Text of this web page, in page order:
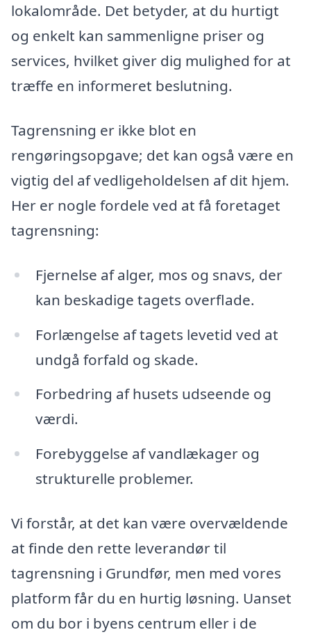
lokalområde. Det betyder, at du hurtigt
og enkelt kan sammenligne priser og
services, hvilket giver dig mulighed for at
træffe en informeret beslutning.
Tagrensning er ikke blot en
rengøringsopgave; det kan også være en
vigtig del af vedligeholdelsen af dit hjem.
Her er nogle fordele ved at få foretaget
tagrensning:
Fjernelse af alger, mos og snavs, der
kan beskadige tagets overflade.
Forlængelse af tagets levetid ved at
undgå forfald og skade.
Forbedring af husets udseende og
værdi.
Forebyggelse af vandlækager og
strukturelle problemer.
Vi forstår, at det kan være overvældende
at finde den rette leverandør til
tagrensning i Grundfør, men med vores
platform får du en hurtig løsning. Uanset
om du bor i byens centrum eller i de